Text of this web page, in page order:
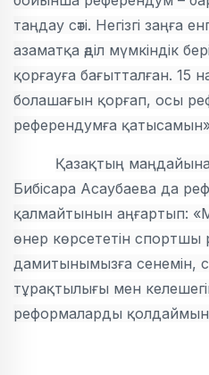
таңдау сәті. Негізгі заңға
азаматқа әділ мүмкіндік
қорғауға бағытталған. 15
болашағын қорғап, осы
референдумға
Қазақтың
Бибісара Асаубаева да
қалмайтынын аңғартып:
өнер көрсететін спортшы
дамитынымызға сенемін,
тұрақтылығы мен
реформаларды